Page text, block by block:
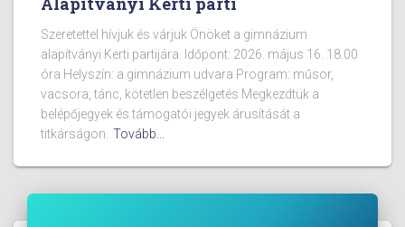
Szeretettel hívjuk és várjuk Önöket a gimnázium
alapítványi Kerti partijára. Időpont: 2026. május 16. 18.00
óra Helyszín: a gimnázium udvara Program: műsor,
vacsora, tánc, kötetlen beszélgetés Megkezdtük a
belépőjegyek és támogatói jegyek árusítását a
titkárságon. Tovább…